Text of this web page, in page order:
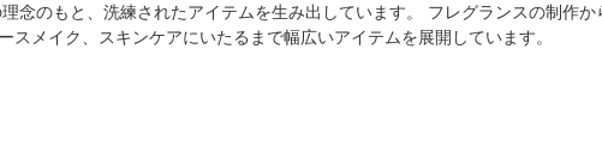
念のもと、洗練されたアイテムを生み出しています。 フレグランスの制作
スメイク、スキンケアにいたるまで幅広いアイテムを展開しています。